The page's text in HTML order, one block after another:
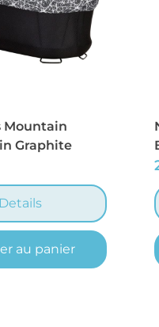
Mountain
Graphite
au panier